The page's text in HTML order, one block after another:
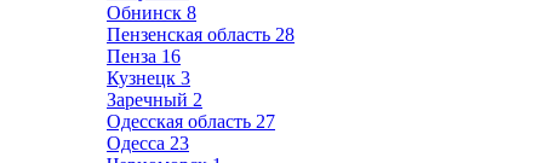
Обнинск 8
Пензенская область 28
Пенза 16
Кузнецк 3
Заречный 2
Одесская область 27
Одесса 23